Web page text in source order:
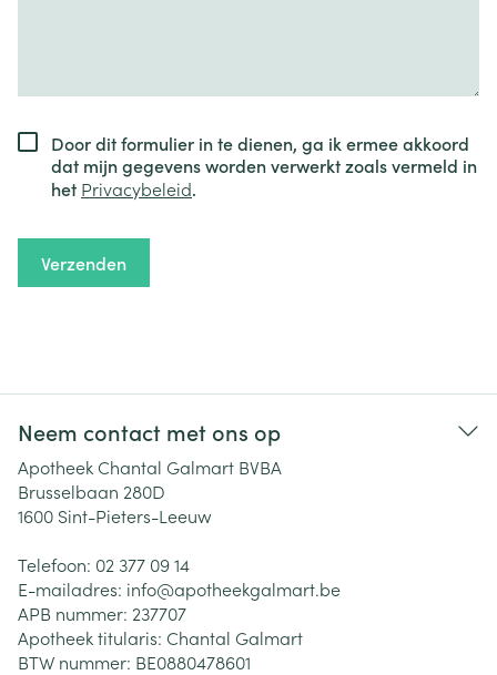
Door dit formulier in te dienen, ga ik ermee akkoord
dat mijn gegevens worden verwerkt zoals vermeld in
het Privacybeleid.
Verzenden
Neem contact met ons op
Apotheek Chantal Galmart BVBA
Brusselbaan 280D
1600 Sint-Pieters-Leeuw
Telefoon: 02 377 09 14
E-mailadres: info@apotheekgalmart.be
APB nummer: 237707
Apotheek titularis: Chantal Galmart
BTW nummer: BE0880478601